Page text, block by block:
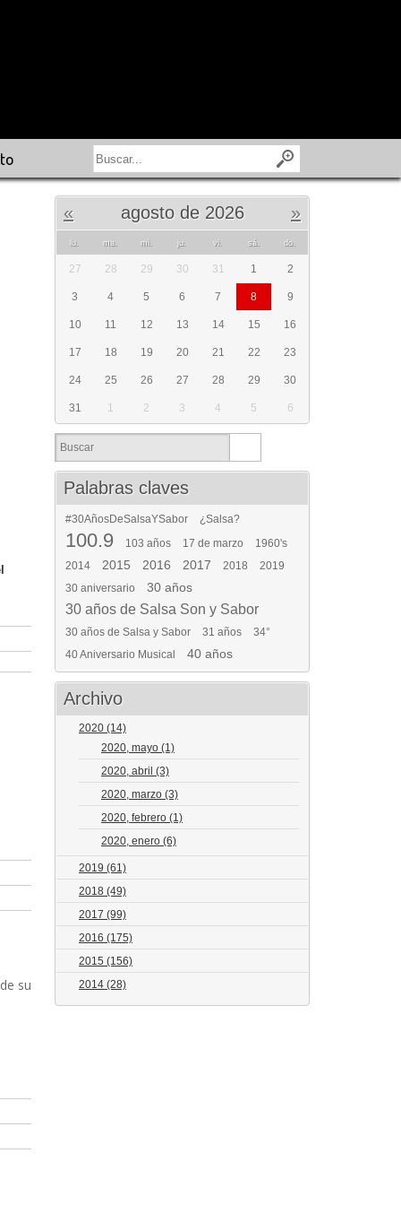
su
« agosto de 2026 »
lu. ma. mi. ju. vi. sá. do.
27 28 29 30 31 1 2
3 4 5 6 7 8 9
10 11 12 13 14 15 16
17 18 19 20 21 22 23
24 25 26 27 28 29 30
31 1 2 3 4 5 6
Palabras claves
#30AñosDeSalsaYSabor ¿Salsa?
100.9 103 años 17 de marzo
1960's
2014
2015 2016 2017 2018
2019
30 aniversario
30 años
30 años de Salsa Son y Sabor
30 años de Salsa y Sabor 31 años
34°
40 Aniversario Musical
40 años
Archivo
2020 (14)
2020, mayo (1)
2020, abril (3)
2020, marzo (3)
2020, febrero (1)
2020, enero (6)
2019 (61)
2018 (49)
2017 (99)
2016 (175)
2015 (156)
2014 (28)